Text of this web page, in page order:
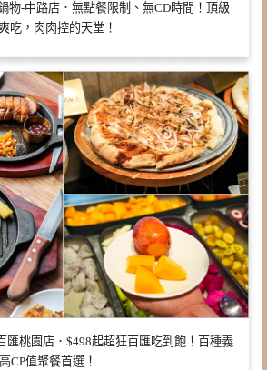
物-中路店．無點餐限制、無CD時間！頂級
吃，肉肉控的天堂！
匯桃園店．$498起超狂百匯吃到飽！百種義
CP值聚餐首選！